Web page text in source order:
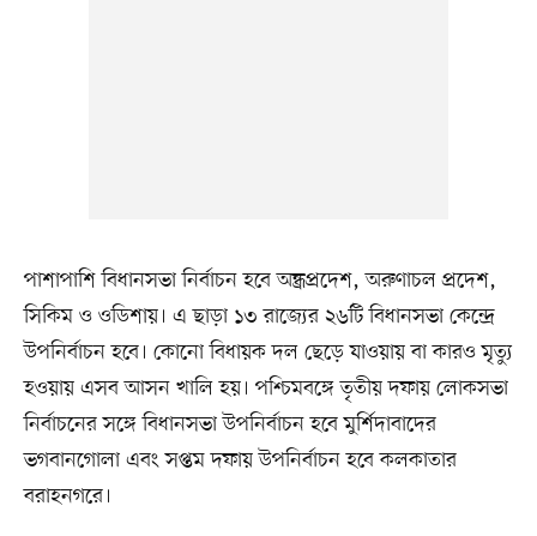
পাশাপাশি বিধানসভা নির্বাচন হবে অন্ধ্রপ্রদেশ, অরুণাচল প্রদেশ,
সিকিম ও ওডিশায়। এ ছাড়া ১৩ রাজ্যের ২৬টি বিধানসভা কেন্দ্রে
উপনির্বাচন হবে। কোনো বিধায়ক দল ছেড়ে যাওয়ায় বা কারও মৃত্যু
হওয়ায় এসব আসন খালি হয়। পশ্চিমবঙ্গে তৃতীয় দফায় লোকসভা
নির্বাচনের সঙ্গে বিধানসভা উপনির্বাচন হবে মুর্শিদাবাদের
ভগবানগোলা এবং সপ্তম দফায় উপনির্বাচন হবে কলকাতার
বরাহনগরে।